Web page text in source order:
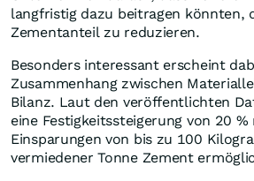
langfristig dazu beitragen könnten,
Zementanteil zu reduzieren.
Besonders interessant erscheint
Zusammenhang zwischen
Bilanz. Laut den veröffentlichten
eine Festigkeitssteigerung von 20 %
Einsparungen von bis zu 100
vermiedener Tonne Zement